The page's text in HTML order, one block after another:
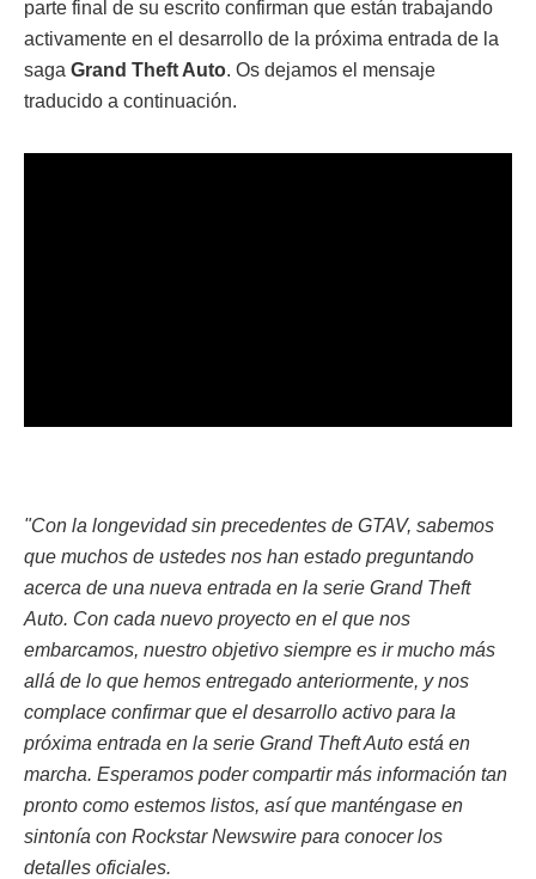
parte final de su escrito confirman que están trabajando
activamente en el desarrollo de la próxima entrada de la
saga Grand Theft Auto. Os dejamos el mensaje
traducido a continuación.
"Con la longevidad sin precedentes de GTAV, sabemos
que muchos de ustedes nos han estado preguntando
acerca de una nueva entrada en la serie Grand Theft
Auto. Con cada nuevo proyecto en el que nos
embarcamos, nuestro objetivo siempre es ir mucho más
allá de lo que hemos entregado anteriormente, y nos
complace confirmar que el desarrollo activo para la
próxima entrada en la serie Grand Theft Auto está en
marcha. Esperamos poder compartir más información tan
pronto como estemos listos, así que manténgase en
sintonía con Rockstar Newswire para conocer los
detalles oficiales.